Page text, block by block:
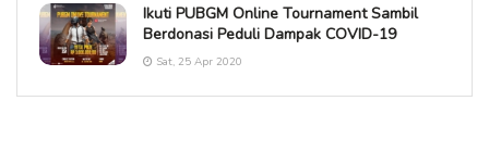
Ikuti PUBGM Online Tournament Sambil
Berdonasi Peduli Dampak COVID-19
Sat, 25 Apr 2020